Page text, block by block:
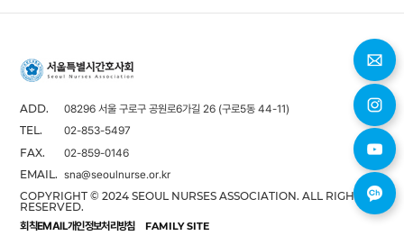
ADD. 08296 서울 구로구 공원로6가길 26 (구로5동 44-11)
TEL. 02-853-5497
FAX. 02-859-0146
EMAIL. sna@seoulnurse.or.kr
COPYRIGHT © 2024 SEOUL NURSES ASSOCIATION. ALL RIGHTS
RESERVED.
회칙EMAIL개인정보처리방침 FAMILY SITE